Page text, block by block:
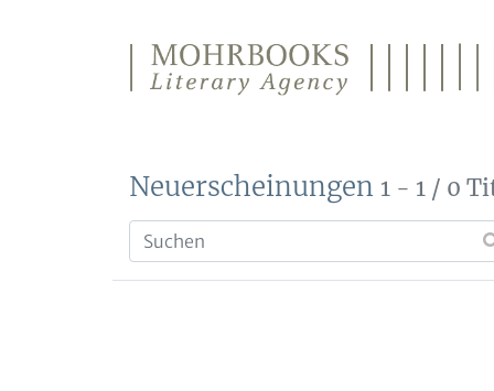
Neuerscheinungen 1 - 1 / 0